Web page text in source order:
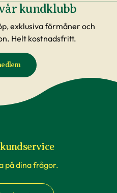
kundklubb
exklusiva förmåner och
Helt kostnadsfritt.
på dina frågor.